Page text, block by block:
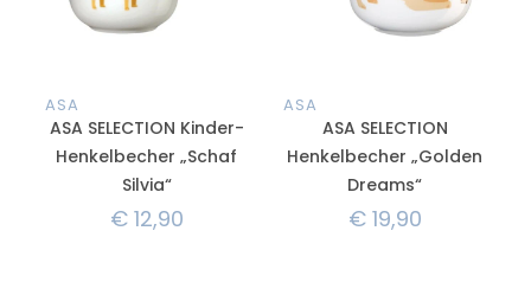
ASA
ASA SELECTION Kinder-
Henkelbecher „Schaf
Silvia“
€12,90
ASA
ASA SELECTION
Henkelbecher „Golden
Dreams“
€19,90